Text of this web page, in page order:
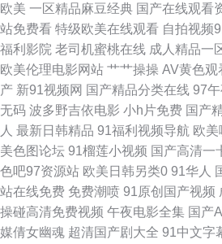
天美传媒69成人 91拍拍 超碰黄色 韩国无码
综合色片 福利址老司机选集 欧美日韩中文 天
日本黄色黄冈视频 91淫淫影院 韩国射无码 蜜
91豆花视频在线 Av欧美日韩 欧美伊人大香蕉
线 91豆花成人社区 肏逼社区 日本成人导航
湿机x私人69 色香蕉伊人 在线免费91 玖玖资
欧美 一区精品麻豆经典 国产在线观看
站免费看 特级欧美在线观看 自拍视频
福利影院 老司机蜜桃在线 成人精品一
欧美伦理电影网站 艹艹操操 AV黄色观
产 新91视频网 国产精品分类在线 97
无码 波多野吉依电影 小h片免费 国产
人 最新日韩精品 91福利视频导航 欧美
美色图论坛 91榴莲小视频 国产高清一
色吧97资源站 欧美日韩另类0 91华人
站在线免费 免费潮喷 91原创国产视频
操碰高清免费视频 午夜电影全集 国产
媒倩女幽魂 超清国产剧大全 91中文字